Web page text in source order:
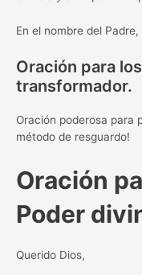
En el nombre del
Oración para
transformador.
Oración poderosa para
método de resguardo!
Oración
Poder
Querido Dios,